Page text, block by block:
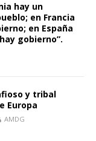
hay un
en Francia
en España
gobierno”.
y tribal
Europa
AMDG